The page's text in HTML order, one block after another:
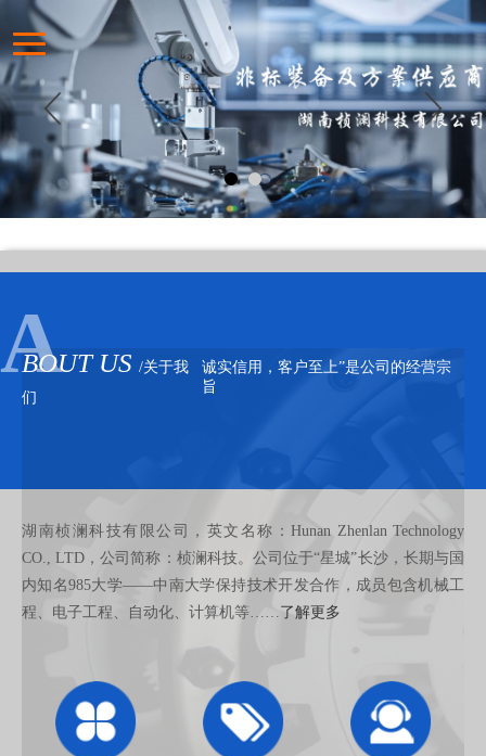
BOUT US /关于我
们
诚实信用，客户至上”是公司的经营宗
旨
湖南桢澜科技有限公司，英文名称：Hunan Zhenlan Technology
CO., LTD，公司简称：桢澜科技。公司位于“星城”长沙，长期与国
内知名985大学——中南大学保持技术开发合作，成员包含机械工
程、电子工程、自动化、计算机等…… 了解更多